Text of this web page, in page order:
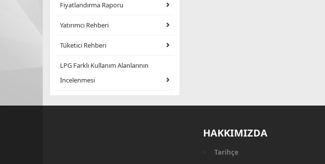
Fiyatlandırma Raporu
Yatırımcı Rehberi
Tüketici Rehberi
LPG Farklı Kullanım Alanlarının
İncelenmesi
HAKKIMIZDA
Tarihçe